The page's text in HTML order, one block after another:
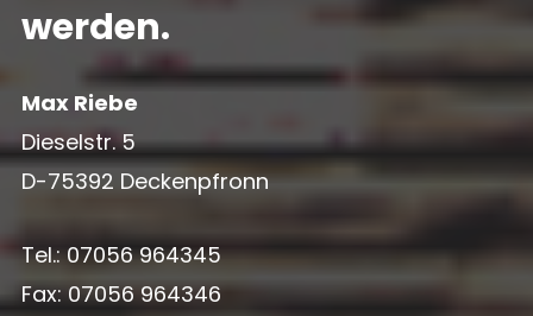
werden.
Max Riebe
Dieselstr. 5
D-75392 Deckenpfronn
Tel.: 07056 964345
Fax: 07056 964346